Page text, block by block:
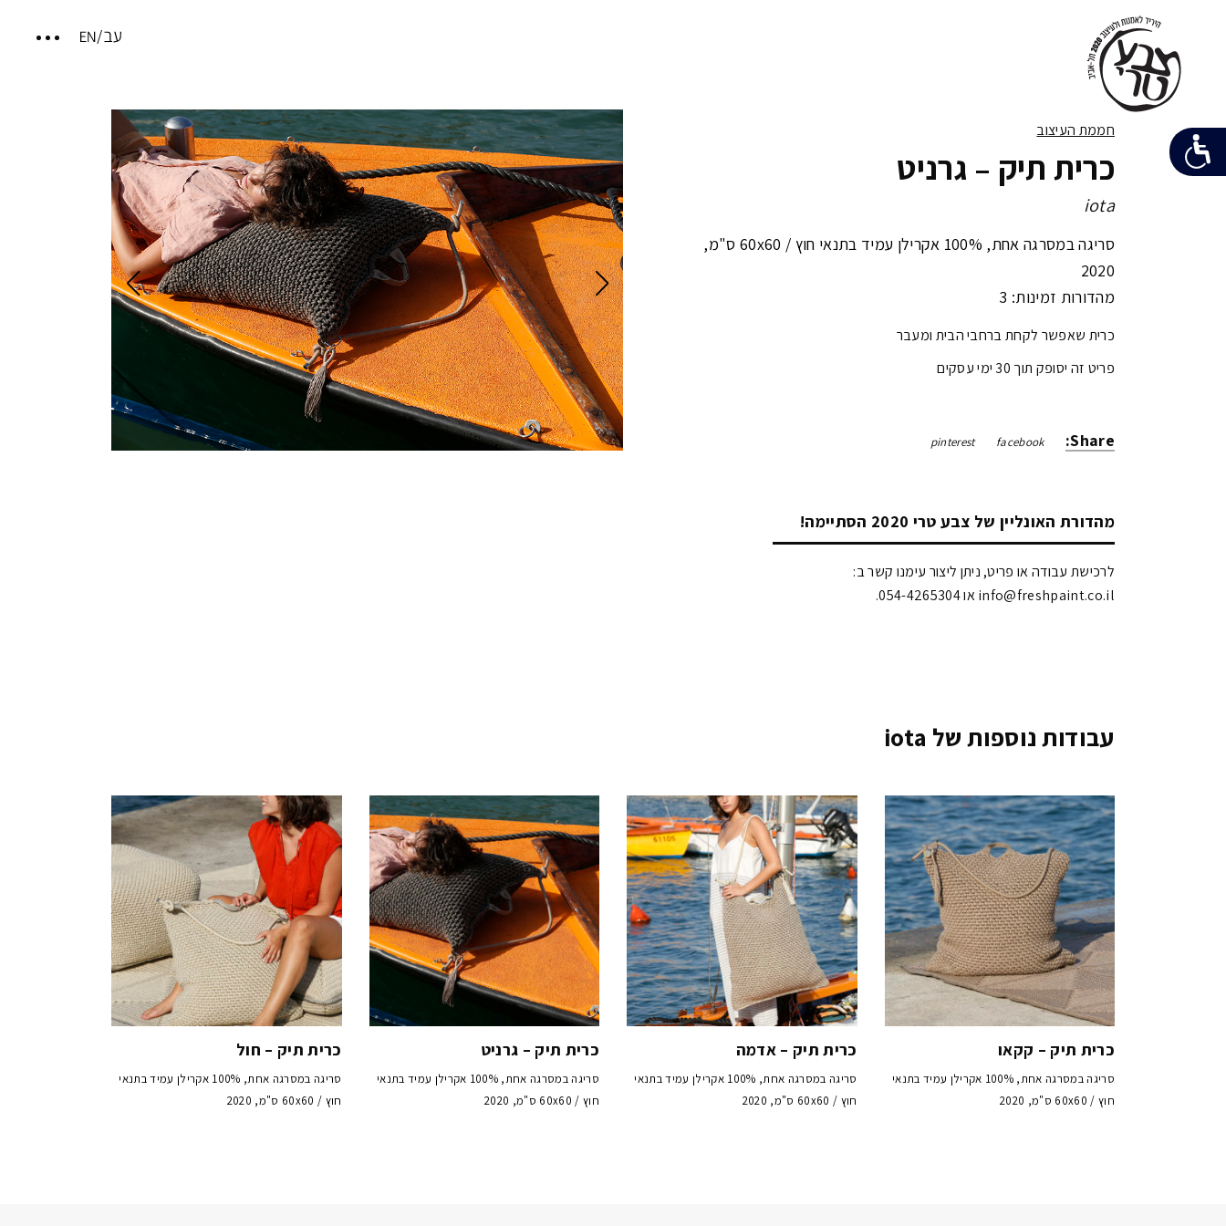
חממת העיצוב
כרית תיק – גרניט
iota
סריגה במסרגה אחת, 100% אקרילן עמיד בתנאי חוץ / 60x60 ס"מ
,
2020
מהדורות זמינות: 3
כרית שאפשר לקחת ברחבי הבית ומעבר
פריט זה יסופק תוך 30 ימי עסקים
Share:
facebook
pinterest
מהדורת האונליין של צבע טרי 2020 הסתיימה!
לרכישת עבודה או פריט, ניתן ליצור עימנו קשר ב:
info@freshpaint.co.il‏ או 054-4265304.
עבודות נוספות של iota
כרית תיק – קקאו
סריגה במסרגה אחת, 100% אקרילן עמיד בתנאי
חוץ / 60x60 ס"מ, 2020
כרית תיק – אדמה
סריגה במסרגה אחת, 100% אקרילן עמיד בתנאי
חוץ / 60x60 ס"מ, 2020
כרית תיק – גרניט
סריגה במסרגה אחת, 100% אקרילן עמיד בתנאי
חוץ / 60x60 ס"מ, 2020
כרית תיק – חול
סריגה במסרגה אחת, 100% אקרילן עמיד בתנאי
חוץ / 60x60 ס"מ, 2020